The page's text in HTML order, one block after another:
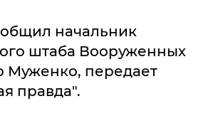
начальник
штаба Вооруженных
Муженко, передает
правда".